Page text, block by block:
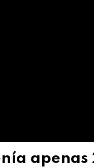
apenas